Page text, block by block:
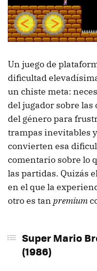
Un juego de
dificultad
un chiste meta:
del jugador sobre
del género para
trampas inevitables
convierten esa
comentario sobre lo
las partidas. Quizás
en el que la
otro es tan premium
Super Mario
(1986)